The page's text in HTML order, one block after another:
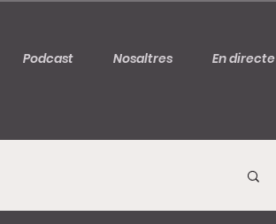
Podcast Nosaltres En directe